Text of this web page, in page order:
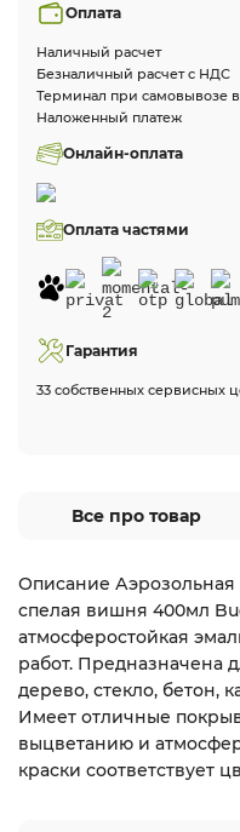
Оплата
Наличный расчет
Безналичный расчет с НДС
Терминал при самовывозе в
Наложенный платеж
Онлайн-оплата
Оплата частями
Гарантия
33 собственных сервисных
Все про товар
Описание Аэрозольная
спелая вишня 400мл
атмосферостойкая
работ. Предназначена
дерево, стекло, бетон,
Имеет отличные
выцветанию и
краски соответствует